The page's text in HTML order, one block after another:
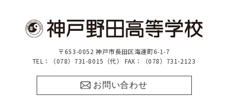
〒653-0052 神戸市長田区海運町6-1-7
TEL：（078）731-8015（代） FAX：（078）731-2123
お問い合わせ